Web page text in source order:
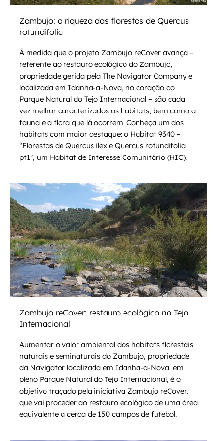
Zambujo: a riqueza das florestas de Quercus
rotundifolia
À medida que o projeto Zambujo reCover avança –
referente ao restauro ecológico do Zambujo,
propriedade gerida pela The Navigator Company e
localizada em Idanha-a-Nova, no coração do
Parque Natural do Tejo Internacional – são cada
vez melhor caracterizados os habitats, bem como a
fauna e a flora que lá ocorrem. Conheça um dos
habitats com maior destaque: o Habitat 9340 –
“Florestas de Quercus ilex e Quercus rotundifolia
pt1”, um Habitat de Interesse Comunitário (HIC).
Zambujo reCover: restauro ecológico no Tejo
Internacional
Aumentar o valor ambiental dos habitats florestais
naturais e seminaturais do Zambujo, propriedade
da Navigator localizada em Idanha-a-Nova, em
pleno Parque Natural do Tejo Internacional, é o
objetivo traçado pela iniciativa Zambujo reCover,
que vai proceder ao restauro ecológico de uma área
equivalente a cerca de 150 campos de futebol.